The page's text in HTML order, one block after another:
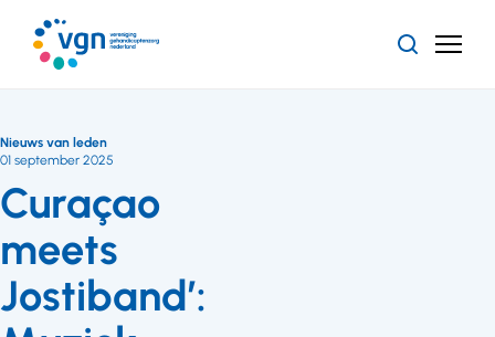
naar
hoofdinhoud
ZoekenMenu
Curaçao
meets
Jostiband’:
Nieuws van leden
01 september 2025